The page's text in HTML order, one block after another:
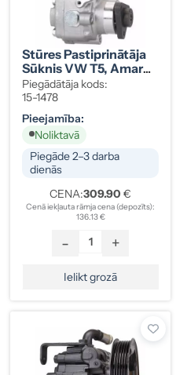
Stūres Pastiprinātāja
Sūknis VW T5, Amarok
2,0 TDI 09-
7E0422154D
Piegādātāja kods:
15-1478
Pieejamība:
Noliktavā
Piegāde 2–3 darba
dienās
CENA:309.90 €
Cenā iekļauta rāmja cena (depozīts):
136.13 €
- +
Ielikt grozā